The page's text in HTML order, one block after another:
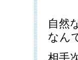
自然
なん